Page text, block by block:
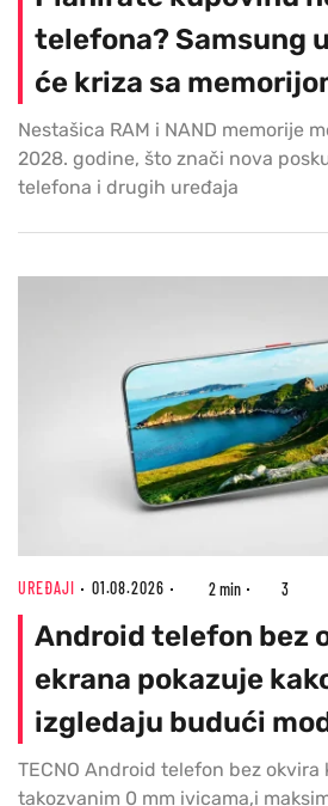
telefona? Samsung
će kriza sa
Nestašica RAM i NAND memorije
2028. godine, što znači nova
telefona i drugih uređaja
UREĐAJI 01.08.2026 2 min 3
Android telefon bez
ekrana pokazuje
izgledaju budući
TECNO Android telefon bez okvira
takozvanim 0 mm ivicama,i